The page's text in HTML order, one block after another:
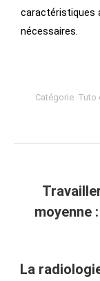
caractéristiques
nécessaires.
Catégorie Tuto
moyenne
La